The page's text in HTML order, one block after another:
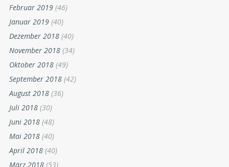
Februar 2019 (46)
Januar 2019 (40)
Dezember 2018 (40)
November 2018 (34)
Oktober 2018 (49)
September 2018 (42)
August 2018 (36)
Juli 2018 (30)
Juni 2018 (48)
Mai 2018 (40)
April 2018 (40)
März 2018 (53)